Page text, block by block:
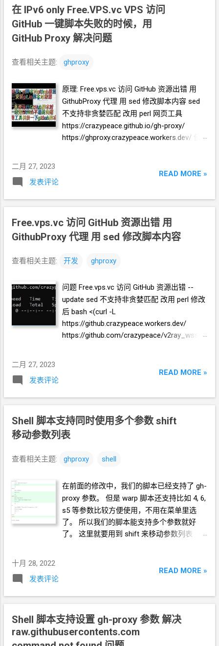
====== 实例 bash <(curl
https://github.crazypeace.workers.dev/
https://raw.githubusercontent.com/P3TERX/
warp.sh/main/warp.sh | perl -pe "$(curl -L
https://github.com/crazypeace/gh-
在 IPv6 only Free.VPS.vc VPS 访问
GitHub 一键脚本失败的时候，用
GitHub Proxy 解决问题
查看相关主题: ghproxy
原理: Free.vps.vc 访问 GitHub 资源出错 用
GithubProxy 代理 用 sed 修改脚本内容 sed
不支持非贪婪匹配 改用 perl 网页工具
https://crazypeace.github.io/gh-proxy/
https://ghproxy.crazypeace.workers.dev/ 使
https://github.com/crazypeace/v2ray_wss/r
https://github.com/crazypeace/v2ray_wss/r
aw/main/install.sh | perl -pe "$(curl -L
https://ghproxy.crazypeace.workers.dev/
https://github.com/crazypeace/gh-
proxy/raw/master/perl-pe-para )" ) 一键
开 IPv4
出站 修改前 bash <(curl -L
warp.sh/main/warp.sh ) 4 修改后 bash <(curl
-L https://ghproxy.crazypeace.workers.dev/
https://raw.githubusercontent.com/P3TERX/
warp.sh/main/warp.sh | perl -pe "$(curl -L
https://ghproxy.crazypeace.workers.dev/
二月 27, 2023
发表评论
READ MORE »
Free.vps.vc 访问 GitHub 资源出错 用
GithubProxy 代理 用 sed 修改脚本内容
查看相关主题: 开发 ghproxy
问题 Free.vps.vc 访问 GitHub 资源出错 --
update sed 不支持非贪婪匹配 改用 perl 修改
后 bash <(curl -L
https://github.crazypeace.workers.dev/
https://github.com/crazypeace/v2ray_wss/r
https://github.com/crazypeace/gh-
https://github.com/hunshcn/gh-proxy 要么
fork 一份脚本，自己修改添加 gh-proxy，如
下文教程 如何设置自定义
我的
然后修改脚本。有手搓和
https://github.crazypeace.workers.dev/ 为例
2. 在你的 GitHub 资源 url 的前面加上 GitHub
Proxy 的 url 如： bash <(curl -L
https://github.com/crazypeace/v2ray_wss/r
aw/main/install.sh) 修改为 bash <(curl -L
aw/main/install.sh) 3. 如果你的资源是一个脚
那么你可以先 wget 下来 wget
https://github.com/crazypeace/v2ray_wss/r
aw/main/i...
二月 27, 2023
发表评论
READ MORE »
Shell 脚本支持同时使用多个参数 shift
移动参数列表
查看相关主题: ghproxy shell
在前面的修改中，我们的脚本已经支持了 gh-
proxy 参数。 但是 warp 脚本还支持比如 4, 6,
s5 等参数比较方便使用，不用在菜单里选
了。 所以我们的脚本能支持多个参数就好
了。 这里就要用到 shift 来移动参数列表
十月 28, 2022
发表评论
READ MORE »
Shell 脚本支持设置 gh-proxy 参数 解决
raw.githubusercontents.com